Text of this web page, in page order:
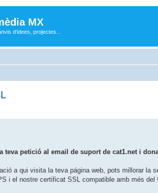
MX
d'idees, projectes...
teva petició al email de suport de cat1.net i
a qui visita la teva página web, pots millorar la
i el nostre certificat SSL compatible amb més del